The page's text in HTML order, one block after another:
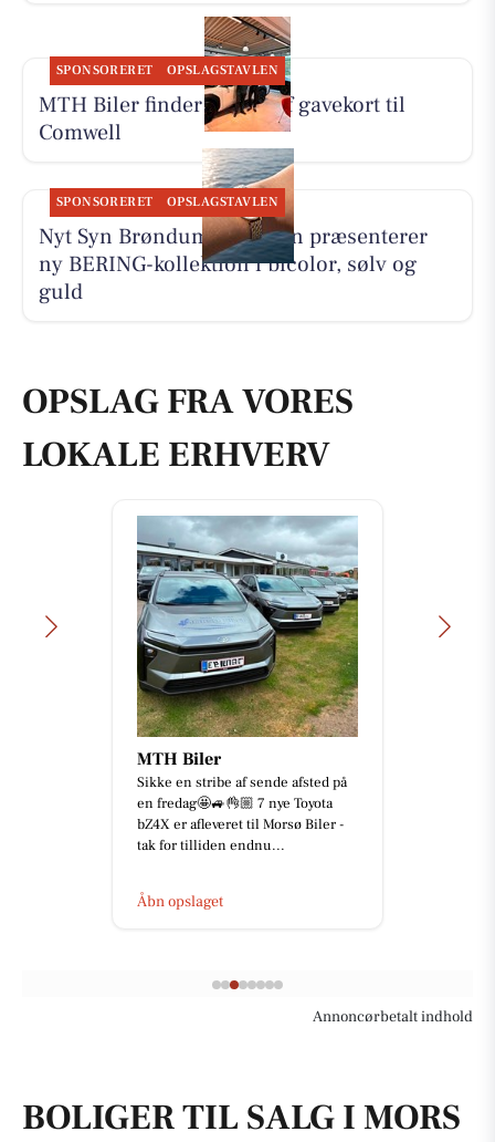
SPONSORERET OPSLAGSTAVLEN
MTH Biler finder vinder af gavekort til
Comwell
SPONSORERET OPSLAGSTAVLEN
Nyt Syn Brøndum Jeppesen præsenterer
ny BERING-kollektion i bicolor, sølv og
guld
OPSLAG FRA VORES
LOKALE ERHVERV
MTH Biler
Sikke en stribe af sende afsted på
en fredag🤩🚙👌🏼 7 nye Toyota
bZ4X er afleveret til Morsø Biler -
tak for tilliden endnu...
Åbn opslaget
Annoncørbetalt indhold
BOLIGER TIL SALG I MORS